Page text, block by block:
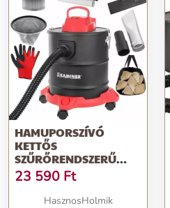
HAMUPORSZÍVÓ
KETTŐS
SZŰRŐRENDSZERŰ
HIDEG-MELEG
HAMUHOZ
23 590 Ft
HasznosHolmik